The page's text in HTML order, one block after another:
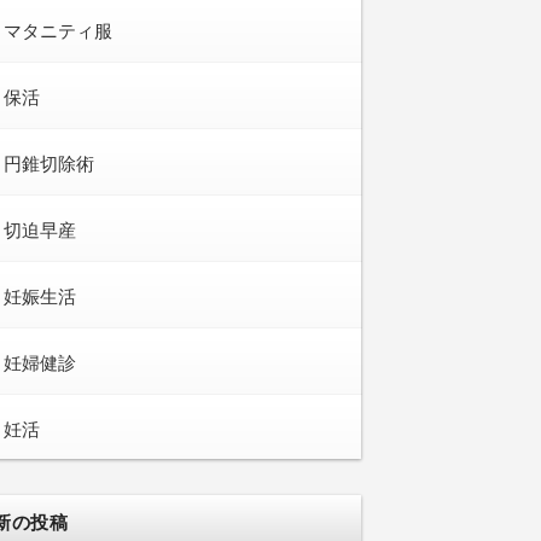
マタニティ服
保活
円錐切除術
切迫早産
妊娠生活
妊婦健診
妊活
の投稿